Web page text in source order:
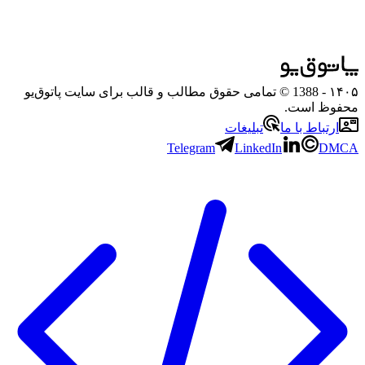
۱۴۰۵
- 1388 © تمامی حقوق مطالب و قالب برای سایت پاتوق‌یو
محفوظ است.
ارتباط با ما
تبلیغات
Telegram
LinkedIn DMCA